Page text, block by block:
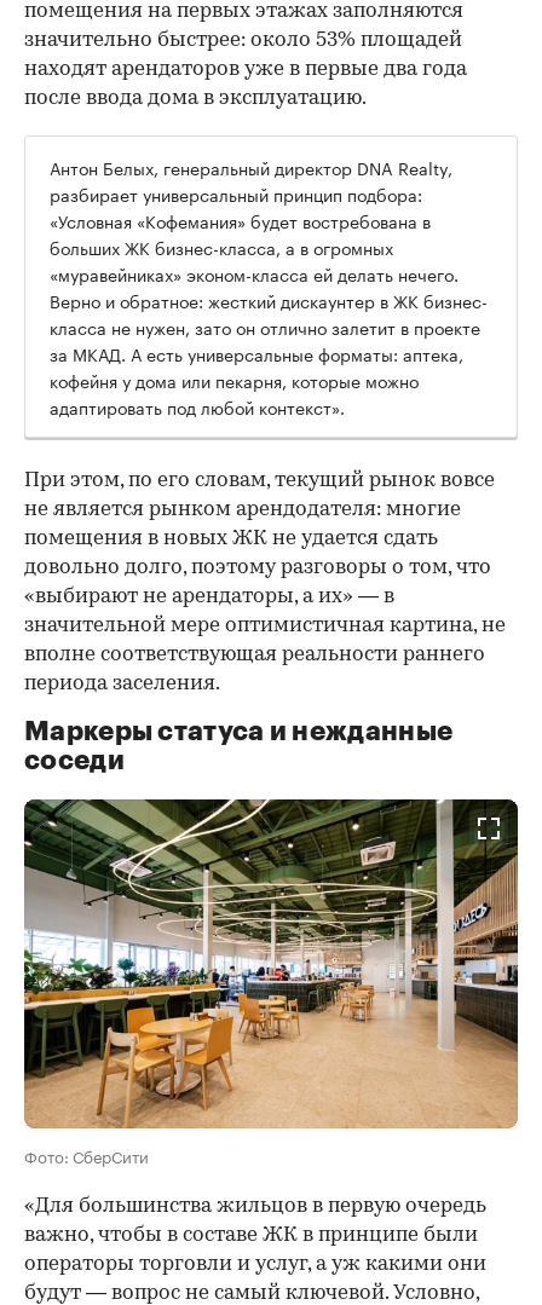
помещения на первых этажах заполняются
значительно быстрее: около 53% площадей
находят арендаторов уже в первые два года
после ввода дома в эксплуатацию.
Антон Белых, генеральный директор DNA Realty,
разбирает универсальный принцип подбора:
«Условная «Кофемания» будет востребована в
больших ЖК бизнес-класса, а в огромных
«муравейниках» эконом-класса ей делать нечего.
Верно и обратное: жесткий дискаунтер в ЖК бизнес-
класса не нужен, зато он отлично залетит в проекте
за МКАД. А есть универсальные форматы: аптека,
кофейня у дома или пекарня, которые можно
адаптировать под любой контекст».
При этом, по его словам, текущий рынок вовсе
не является рынком арендодателя: многие
помещения в новых ЖК не удается сдать
довольно долго, поэтому разговоры о том, что
«выбирают не арендаторы, а их» — в
значительной мере оптимистичная картина, не
вполне соответствующая реальности раннего
периода заселения.
Маркеры статуса и нежданные
соседи
Фото: СберСити
«Для большинства жильцов в первую очередь
важно, чтобы в составе ЖК в принципе были
операторы торговли и услуг, а уж какими они
будут — вопрос не самый ключевой. Условно,